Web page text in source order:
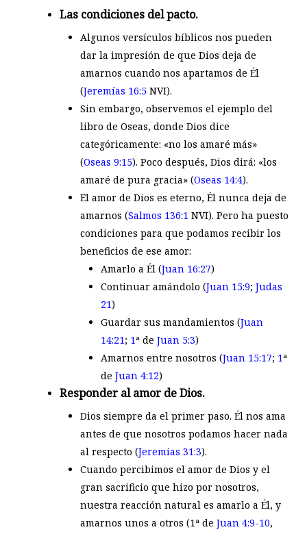
Las condiciones del pacto.
Algunos versículos bíblicos nos pueden
dar la impresión de que Dios deja de
amarnos cuando nos apartamos de Él
(Jeremías 16:5 NVI).
Sin embargo, observemos el ejemplo del
libro de Oseas, donde Dios dice
categóricamente: «no los amaré más»
(Oseas 9:15). Poco después, Dios dirá: «los
amaré de pura gracia» (Oseas 14:4).
El amor de Dios es eterno, Él nunca deja de
amarnos (Salmos 136:1 NVI). Pero ha puesto
condiciones para que podamos recibir los
beneficios de ese amor:
Amarlo a Él (Juan 16:27)
Continuar amándolo (Juan 15:9; Judas
21)
Guardar sus mandamientos (Juan
14:21; 1ª de Juan 5:3)
Amarnos entre nosotros (Juan 15:17; 1ª
de Juan 4:12)
Responder al amor de Dios.
Dios siempre da el primer paso. Él nos ama
antes de que nosotros podamos hacer nada
al respecto (Jeremías 31:3).
Cuando percibimos el amor de Dios y el
gran sacrificio que hizo por nosotros,
nuestra reacción natural es amarlo a Él, y
amarnos unos a otros (1ª de Juan 4:9-10,